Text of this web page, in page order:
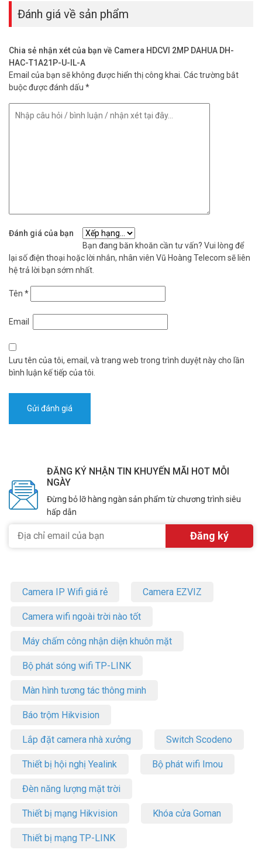
Thông số kỹ thuật camera HDCVI 2MP
Smart Dual Light DAHUA DH-HAC-
T1A21P-U-IL-A
– Độ phân giải 2M (1920 × 1080) cảm biến CMOS.
– Chuyển đổi CVI/TVI/AHD/CVBS
– Hỗ trợ 2M@25fps
– Ống kính cố định 3.6mm (2.8mm tùy chọn).
– Tích hợp đèn LED trợ sáng với khoảng cách 20m, IR với khoảng
– Công suất: 2.1 W
– Môi trường làm việc từ -40°C ~ +60°C.
– Xuất xứ: Trung Quốc.
Camera HDCVI 2MP Smart Dual Light DAHUA DH-HAC-T1A21P-U-
IL-A cung cấp hình ảnh sắc nét và công nghệ giám sát tiên tiến. Đặt
hàng ngay hôm nay. Tham khảo thêm thông tin tại
Đánh giá về sản phẩm
Chia sẻ nhận xét của bạn về Camera HDCVI 2MP DAHUA DH-
HAC-T1A21P-U-IL-A
Email của bạn sẽ không được hiển thị công khai. Các trường bắt
buộc được đánh dấu *
Đánh giá của bạn
Bạn đang băn khoăn cần tư vấn? Vui lòng để
lại số điện thoại hoặc lời nhắn, nhân viên Vũ Hoàng Telecom sẽ liên
hệ trả lời bạn sớm nhất.
Tên *
Email
Lưu tên của tôi, email, và trang web trong trình duyệt này cho lần
bình luận kế tiếp của tôi.
ĐĂNG KÝ NHẬN TIN KHUYẾN MÃI HOT MỖI
NGÀY
Đừng bỏ lỡ hàng ngàn sản phẩm từ chương trình siêu
hấp dẫn
Camera IP Wifi giá rẻ Camera EZVIZ
Camera wifi ngoài trời nào tốt
Máy chấm công nhận diện khuôn mặt
Bộ phát sóng wifi TP-LINK
Màn hình tương tác thông minh
Báo trộm Hikvision
Lắp đặt camera nhà xưởng Switch Scodeno
Thiết bị hội nghị Yealink Bộ phát wifi Imou
Đèn năng lượng mặt trời
Thiết bị mạng Hikvision Khóa cửa Goman
Thiết bị mạng TP-LINK